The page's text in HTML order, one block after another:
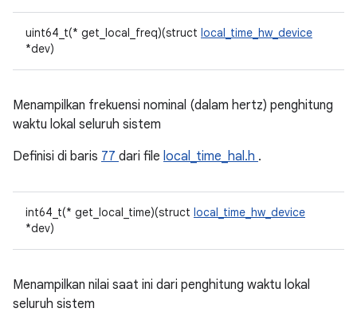
uint64_t(* get_local_freq)(struct local_time_hw_device
*dev)
Menampilkan frekuensi nominal (dalam hertz) penghitung
waktu lokal seluruh sistem
Definisi di baris 77 dari file local_time_hal.h .
int64_t(* get_local_time)(struct local_time_hw_device
*dev)
Menampilkan nilai saat ini dari penghitung waktu lokal
seluruh sistem